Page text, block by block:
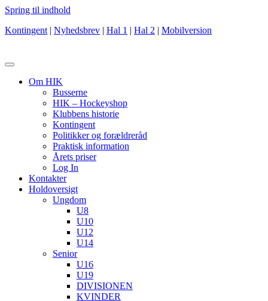
Spring til indhold
Kontingent | Nyhedsbrev | Hal 1 | Hal 2 | Mobilversion
Om HIK
Busserne
HIK – Hockeyshop
Klubbens historie
Kontingent
Politikker og forældreråd
Praktisk information
Årets priser
Log In
Kontakter
Holdoversigt
Ungdom
U8
U10
U12
U14
Senior
U16
U19
DIVISIONEN
KVINDER